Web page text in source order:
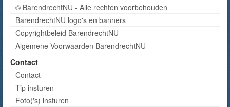
© BarendrechtNU - Alle rechten voorbehouden
BarendrechtNU logo's en banners
Copyrightbeleid BarendrechtNU
Algemene Voorwaarden BarendrechtNU
Contact
Contact
Tip insturen
Foto('s) insturen